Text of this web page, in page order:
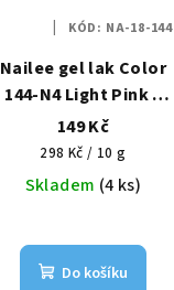
Nailee gel lak Color
144-N4 Light Pink –
Pudrová elegance
HEMA Free 6g
149 Kč
Měrná
cena:
298 Kč / 10 g
Skladem (4 ks)
Do košíku
KÓD: NA-18-144